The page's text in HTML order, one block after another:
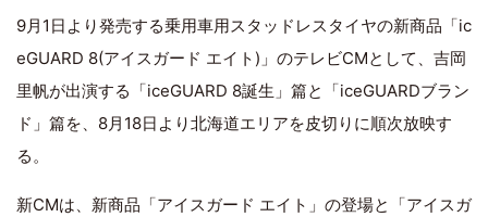
9月1日より発売する乗用車用スタッドレスタイヤの新商品「ic
eGUARD 8(アイスガード エイト)」のテレビCMとして、吉岡
里帆が出演する「iceGUARD 8誕生」篇と「iceGUARDブラン
ド」篇を、8月18日より北海道エリアを皮切りに順次放映す
る。
新CMは、新商品「アイスガード エイト」の登場と「アイスガ